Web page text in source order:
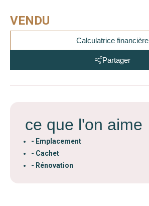
VENDU
Calculatrice financière
Partager
ce que l'on aime
- Emplacement
- Cachet
- Rénovation